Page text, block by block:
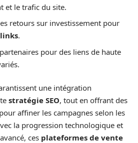
et le trafic du site.
retours sur investissement pour
.
pour des liens de haute
une intégration
stratégie SEO, tout en offrant des
affiner les campagnes selon les
la progression technologique et
ces plateformes de vente